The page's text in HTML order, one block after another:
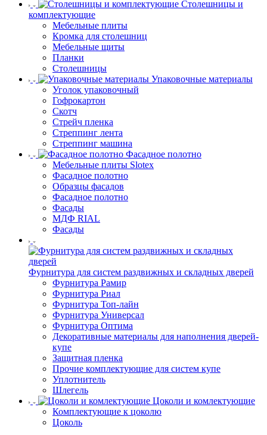
Столешницы и
комплектующие
Мебельные плиты
Кромка для столешниц
Мебельные щиты
Планки
Столешницы
Упаковочные материалы
Уголок упаковочный
Гофрокартон
Скотч
Стрейч пленка
Стреппинг лента
Стреппинг машина
Фасадное полотно
Мебельные плиты Slotex
Фасадное полотно
Образцы фасадов
Фасадное полотно
Фасады
МДФ RIAL
Фасады
Фурнитура для систем раздвижных и складных дверей
Фурнитура Рамир
Фурнитура Риал
Фурнитура Топ-лайн
Фурнитура Универсал
Фурнитура Оптима
Декоративные материалы для наполнения дверей-
купе
Защитная пленка
Прочие комплектующие для систем купе
Уплотнитель
Шлегель
Цоколи и комлектующие
Комплектующие к цоколю
Цоколь